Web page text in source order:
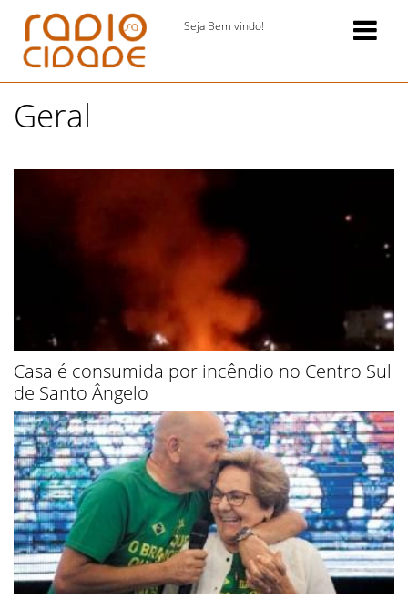
Seja Bem vindo!
Geral
Casa é consumida por incêndio no Centro Sul
de Santo Ângelo